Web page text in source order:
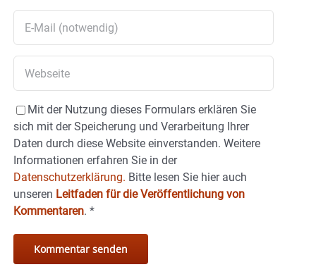
Mit der Nutzung dieses Formulars erklären Sie
sich mit der Speicherung und Verarbeitung Ihrer
Daten durch diese Website einverstanden. Weitere
Informationen erfahren Sie in der
Datenschutzerklärung. Bitte lesen Sie hier auch
unseren Leitfaden für die Veröffentlichung von
Kommentaren. *